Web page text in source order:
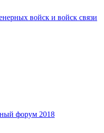
войск и войск связи
форум 2018